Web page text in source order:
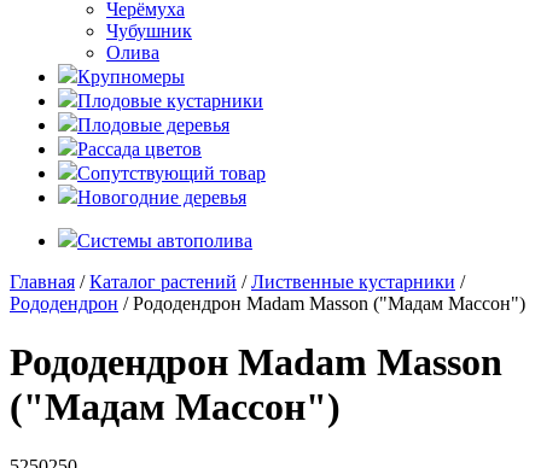
Черёмуха
Чубушник
Олива
Крупномеры
Плодовые кустарники
Плодовые деревья
Рассада цветов
Сопутствующий товар
Новогодние деревья
Системы автополива
Главная /Каталог растений /Лиственные кустарники /
Рододендрон / Рододендрон Madam Masson ("Мадам Массон")
Рододендрон Madam Masson
("Мадам Массон")